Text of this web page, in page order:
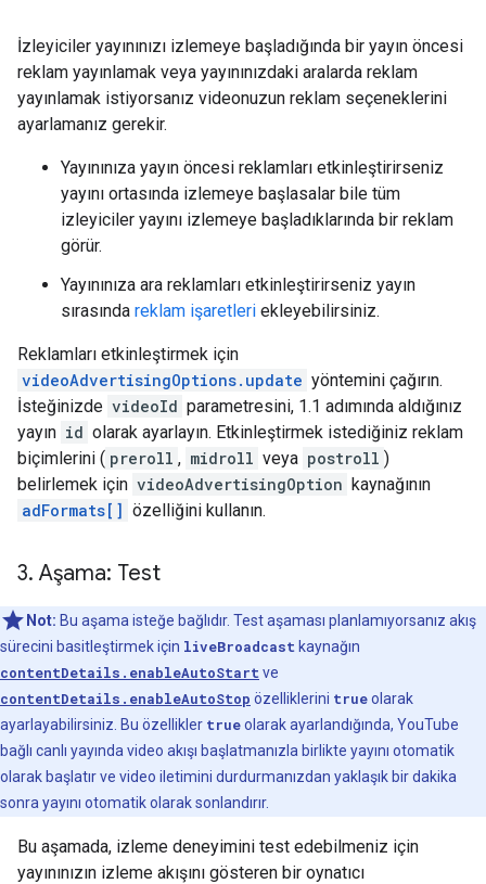
İzleyiciler yayınınızı izlemeye başladığında bir yayın öncesi
reklam yayınlamak veya yayınınızdaki aralarda reklam
yayınlamak istiyorsanız videonuzun reklam seçeneklerini
ayarlamanız gerekir.
Yayınınıza yayın öncesi reklamları etkinleştirirseniz
yayını ortasında izlemeye başlasalar bile tüm
izleyiciler yayını izlemeye başladıklarında bir reklam
görür.
Yayınınıza ara reklamları etkinleştirirseniz yayın
sırasında reklam işaretleri ekleyebilirsiniz.
Reklamları etkinleştirmek için
videoAdvertisingOptions.update yöntemini çağırın.
İsteğinizde videoId parametresini, 1.1 adımında aldığınız
yayın id olarak ayarlayın. Etkinleştirmek istediğiniz reklam
biçimlerini ( preroll , midroll veya postroll )
belirlemek için videoAdvertisingOption kaynağının
adFormats[] özelliğini kullanın.
3. Aşama: Test
Not: Bu aşama isteğe bağlıdır. Test aşaması planlamıyorsanız akış
sürecini basitleştirmek için liveBroadcast kaynağın
contentDetails.enableAutoStart ve
contentDetails.enableAutoStop özelliklerini trueolarak
ayarlayabilirsiniz. Bu özellikler trueolarak ayarlandığında, YouTube
bağlı canlı yayında video akışı başlatmanızla birlikte yayını otomatik
olarak başlatır ve video iletimini durdurmanızdan yaklaşık bir dakika
sonra yayını otomatik olarak sonlandırır.
Bu aşamada, izleme deneyimini test edebilmeniz için
yayınınızın izleme akışını gösteren bir oynatıcı